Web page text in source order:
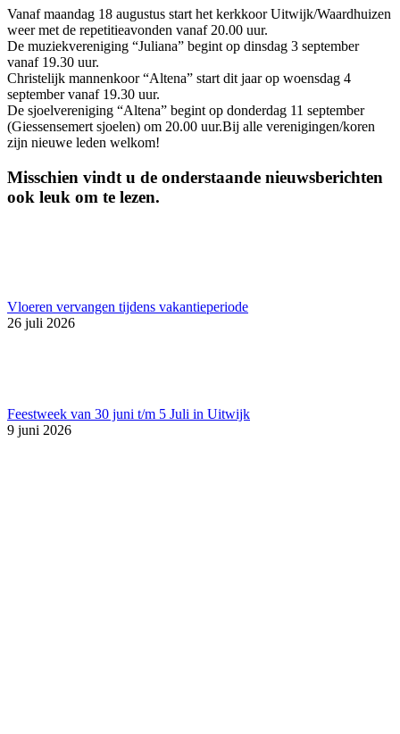
Vanaf maandag 18 augustus start het kerkkoor Uitwijk/Waardhuizen
weer met de repetitieavonden vanaf 20.00 uur.
De muziekvereniging “Juliana” begint op dinsdag 3 september
vanaf 19.30 uur.
Christelijk mannenkoor “Altena” start dit jaar op woensdag 4
september vanaf 19.30 uur.
De sjoelvereniging “Altena” begint op donderdag 11 september
(Giessensemert sjoelen) om 20.00 uur.Bij alle verenigingen/koren
zijn nieuwe leden welkom!
Misschien vindt u de onderstaande nieuwsberichten
ook leuk om te lezen.
Vloeren vervangen tijdens vakantieperiode
26 juli 2026
Feestweek van 30 juni t/m 5 Juli in Uitwijk
9 juni 2026